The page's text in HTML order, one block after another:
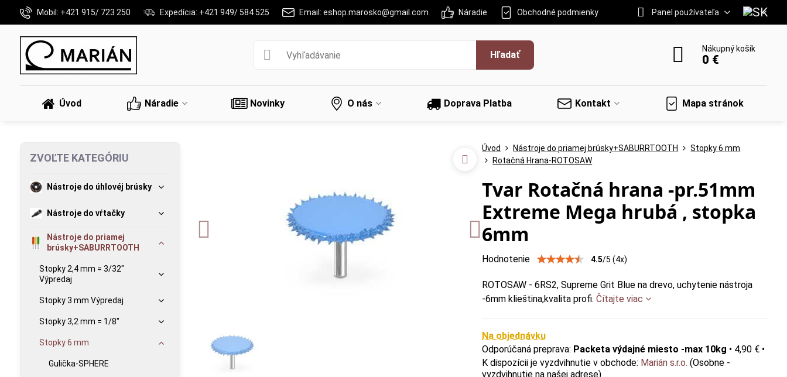
Mobil: +421 915/ 723 250 Expedícia: +421 949/ 584 525 Email: eshop.marosko@gmail.com Náradie Obchodné podmienky Panel používateľa
Hľadať
Nákupný košík
0 €
Úvod Náradie Novinky O nás Doprava Platba Kontakt Mapa stránok
Úvod Nástroje do priamej brúsky+SABURRTOOTH
Stopky 6 mm
Rotačná Hrana-ROTOSAW
Tvar Rotačná hrana -pr.51mm
Extreme Mega hrubá , stopka
6mm
Hodnotenie 4.5/5 (4x)
ROTOSAW - 6RS2, Supreme Grit Blue na drevo, uchytenie nástroja
-6mm klieština,kvalita profi.Čítajte viac
Na objednávku
Packeta výdajné miesto -max 10kg • 4,90 € •
Marián s.r.o. (Osobne -
vyzdvihnutie na našej adrese)
ZVOĽTE KATEGÓRIU
Nástroje do úhlovéj brúsky
Nástroje do vŕtačky
Nástroje do priamej
brúsky+SABURRTOOTH
Stopky 2,4 mm = 3/32"
Výpredaj
Stopky 3 mm Výpredaj
Stopky 3,2 mm = 1/8"
Stopky 6 mm
Gulička-SPHERE